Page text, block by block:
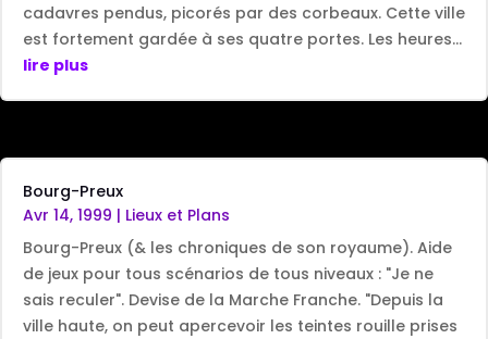
cadavres pendus, picorés par des corbeaux. Cette ville
est fortement gardée à ses quatre portes. Les heures...
lire plus
Bourg-Preux
Avr 14, 1999 | Lieux et Plans
Bourg-Preux (& les chroniques de son royaume). Aide
de jeux pour tous scénarios de tous niveaux : "Je ne
sais reculer". Devise de la Marche Franche. "Depuis la
ville haute, on peut apercevoir les teintes rouille prises